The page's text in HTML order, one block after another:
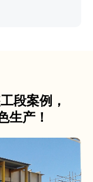
段案例，
生产！